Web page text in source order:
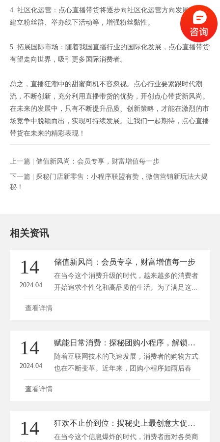
4. 社区化运营：点心直播带货将逐步向社区化运营方向发展，通过
建立粉丝群、举办线下活动等，增强粉丝黏性。
5. 拓展国际市场：随着我国直播行业的国际化发展，点心直播带货
有望走向世界，吸引更多国际消费者。
总之，直播狂潮中的甜蜜商机不容忽视。点心行业要紧跟时代潮
流，不断创新，充分利用直播带货的优势，开创点心带货新风尚。
在未来的发展中，只有不断提升品质、创新策略，才能在激烈的市
场竞争中脱颖而出，实现可持续发展。让我们一起期待，点心直播
带货在未来的精彩表现！
上一篇 | 储值新风尚：会员专享，财富增值每一步
下一篇 | 探秘门店新零售：小程序联盟有赞，微信营销新玩法大揭
秘！
相关资讯
14
2024.04
储值新风尚：会员专享，财富增值每一步
在当今这个消费升级的时代，越来越多的消费者
开始追求个性化和高品质的生活。为了满足这...
查看详情
14
2024.04
赋能日常消费：探秘团购小程序，解锁省钱新姿势
随着互联网技术的飞速发展，消费者的购物方式
也在不断变革。近年来，团购小程序如雨后春
笋...
查看详情
14 狂欢不止价到位：揭秘史上最创意大促销攻略！
在当今这个信息爆炸的时代，消费者面对各类商